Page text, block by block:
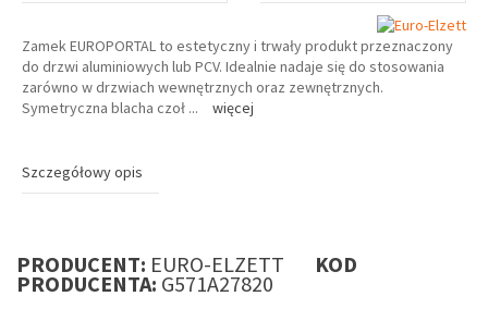
Zamek EUROPORTAL to estetyczny i trwały produkt przeznaczony
do drzwi aluminiowych lub PCV. Idealnie nadaje się do stosowania
zarówno w drzwiach wewnętrznych oraz zewnętrznych.
Symetryczna blacha czoł ... więcej
Szczegółowy opis
PRODUCENT: EURO-ELZETT KOD
PRODUCENTA: G571A27820